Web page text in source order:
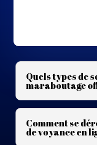
Quels types de
maraboutage
Comment se
de voyance en